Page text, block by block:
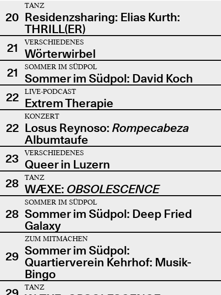
20
TANZ
Residenzsharing: Elias Kurth:
THRILL(ER)
21
VERSCHIEDENES
Wörterwirbel
21
SOMMER IM SÜDPOL
Sommer im Südpol: David Koch
22
LIVE-PODCAST
Extrem Therapie
22
KONZERT
Losus Reynoso: Rompecabeza
Albumtaufe
23
VERSCHIEDENES
Queer in Luzern
28
TANZ
WÆXE: OBSOLESCENCE
28
SOMMER IM SÜDPOL
Sommer im Südpol: Deep Fried
Galaxy
29
ZUM MITMACHEN
Sommer im Südpol:
Quartierverein Kehrhof: Musik-
Bingo
TANZ